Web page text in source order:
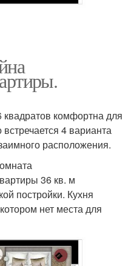
комфортна для
4 варианта
расположения.
36 кв. м
постройки. Кухня
нет места для